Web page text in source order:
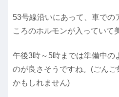
53号線沿いにあって、車での
ころのホルモンが入っていて
午後3時～5時までは準備中の
のが良さそうですね。(ごんご
かもしれません)